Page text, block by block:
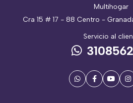
Multihogar
Cra 15 # 17 - 88 Centro -
Servicio al